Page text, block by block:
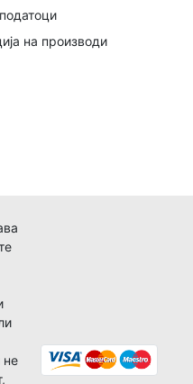
на производи
не